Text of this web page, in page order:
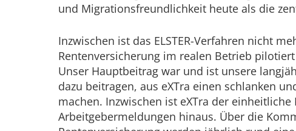
und Migrationsfreundlichkeit heute als die
Inzwischen ist das ELSTER-Verfahren nicht
Rentenversicherung im realen Betrieb
Unser Hauptbeitrag war und ist unsere
dazu beitragen, aus eXTra einen schlanken
machen. Inzwischen ist eXTra der
Arbeitgebermeldungen hinaus. Über die